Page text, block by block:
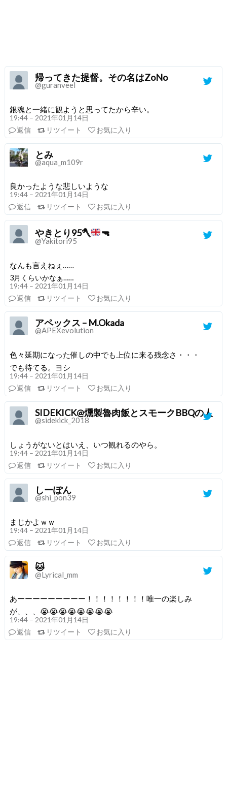
帰ってきた提督。その名はZoNo
@guranveel
銀魂と一緒に観ようと思ってたから辛い。
19:44 – 2021年01月14日
返信
リツイート お気に入り
とみ
@aqua_m109r
良かったような悲しいような
19:44 – 2021年01月14日
返信
リツイート お気に入り
やきとり95🪓 🔫
@Yakitori95
なんも言えねぇ……
3月くらいかなぁ……
19:44 – 2021年01月14日
返信
リツイート お気に入り
アペックス – M.Okada
@APEXevolution
色々延期になった催しの中でも上位に来る残念さ・・・
でも待てる。ヨシ
19:44 – 2021年01月14日
返信
リツイート お気に入り
SIDEKICK@燻製魯肉飯とスモークBBQの人
@sidekick_2018
しょうがないとはいえ、いつ観れるのやら。
19:44 – 2021年01月14日
返信
リツイート お気に入り
しーぽん
@shi_pon39
まじかよｗｗ
19:44 – 2021年01月14日
返信
リツイート お気に入り
🐱
@Lyrical_mm
あーーーーーーーーー！！！！！！！！唯一の楽しみ
が、、、😭😭😭😭😭😭😭😭
19:44 – 2021年01月14日
返信
リツイート お気に入り